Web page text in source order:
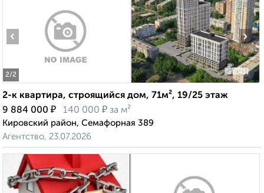
2/2
‹ ›
2-к квартира, строящийся дом, 71м², 19/25 этаж
9 884 000 ₽ 140 000 ₽ за м²
Кировский район, Семафорная 389
Агентство, 23.07.2026